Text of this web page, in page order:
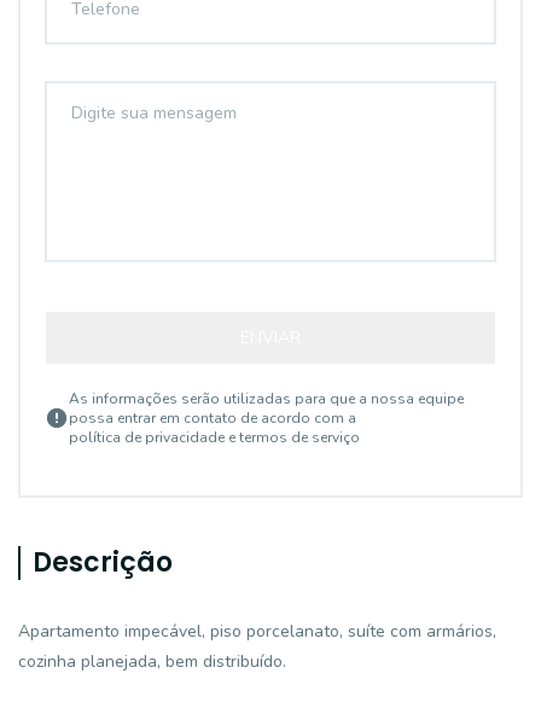
As informações serão utilizadas para que a nossa equipe
possa entrar em contato de acordo com a
política de privacidade e termos de serviço
Descrição
Apartamento impecável, piso porcelanato, suíte com armários,
cozinha planejada, bem distribuído.